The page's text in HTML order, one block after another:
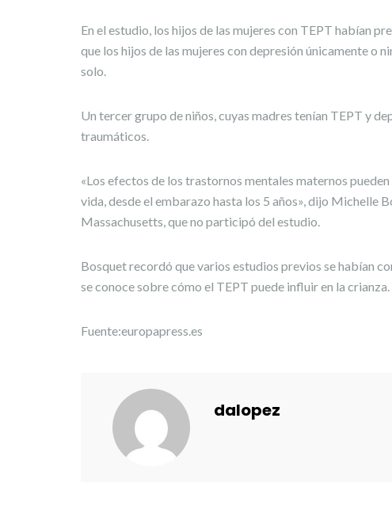
En el estudio, los hijos de las mujeres con TEPT habían
que los hijos de las mujeres con depresión únicamente o
solo.
Un tercer grupo de niños, cuyas madres tenían TEPT y
traumáticos.
«Los efectos de los trastornos mentales maternos
vida, desde el embarazo hasta los 5 años», dijo Michelle
Massachusetts, que no participó del estudio.
Bosquet recordó que varios estudios previos se habían
se conoce sobre cómo el TEPT puede influir en la crianza.
Fuente:europapress.es
dalopez